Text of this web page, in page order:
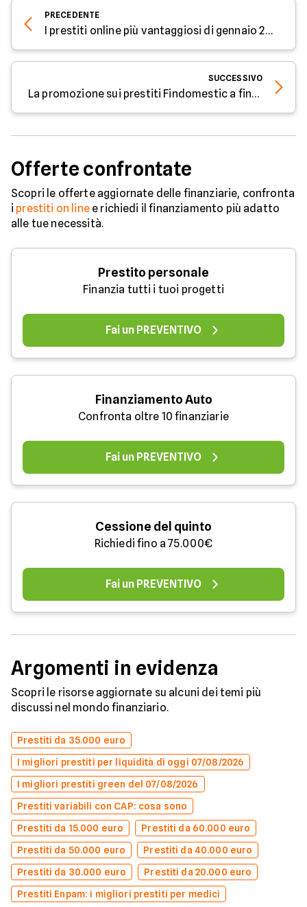
PRECEDENTE
I prestiti online più vantaggiosi di gennaio 2024
SUCCESSIVO
La promozione sui prestiti Findomestic a fine gennaio 2024
Offerte confrontate
Scopri le offerte aggiornate delle finanziarie, confronta
i prestiti on linee richiedi il finanziamento più adatto
alle tue necessità.
Prestito personale
Finanzia tutti i tuoi progetti
Fai un PREVENTIVO
Finanziamento Auto
Confronta oltre 10 finanziarie
Fai un PREVENTIVO
Cessione del quinto
Richiedi fino a 75.000€
Fai un PREVENTIVO
Argomenti in evidenza
Scopri le risorse aggiornate su alcuni dei temi più
discussi nel mondo finanziario.
Prestiti da 35.000 euro
I migliori prestiti per liquidità di oggi 07/08/2026
I migliori prestiti green del 07/08/2026
Prestiti variabili con CAP: cosa sono
Prestiti da 15.000 euro
Prestiti da 60.000 euro
Prestiti da 50.000 euro
Prestiti da 40.000 euro
Prestiti da 30.000 euro
Prestiti da 20.000 euro
Prestiti Enpam: i migliori prestiti per medici